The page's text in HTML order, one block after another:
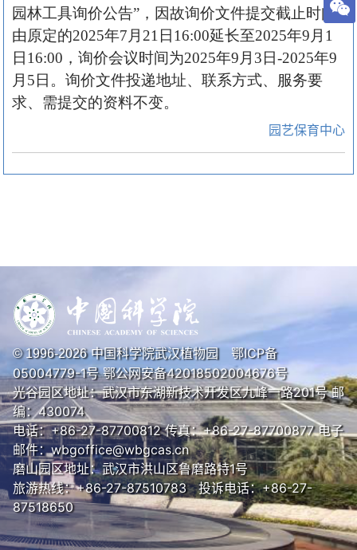
园林工具询价公告”，因故询价文件提交截止时间
由原定的2025年7月21日16:00延长至2025年9月1
日16:00，询价会议时间为2025年9月3日-2025年9
月5日。询价文件投递地址、联系方式、服务要
求、需提交的资料不变。
园艺保育中心
© 1996-2026中国科学院武汉植物园 鄂ICP备
05004779-1号鄂公网安备42018502004676号
光谷园区地址：武汉市东湖新技术开发区九峰一路201号 邮
编：430074
电话：+86-27-87700812 传真：+86-27-87700877 电子
邮件：wbgoffice@wbgcas.cn
磨山园区地址：武汉市洪山区鲁磨路特1号
旅游热线：+86-27-87510783 投诉电话：+86-27-
87518650